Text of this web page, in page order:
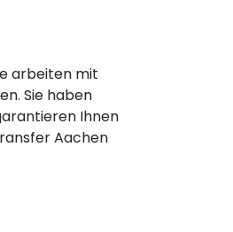
arbeiten mit
Sie haben
Ihnen
Aachen